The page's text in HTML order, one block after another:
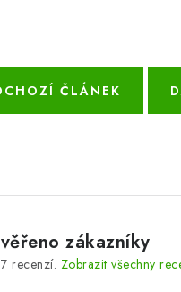
ČLÁNEK
zákazníky
recenzí. Zobrazit všechny